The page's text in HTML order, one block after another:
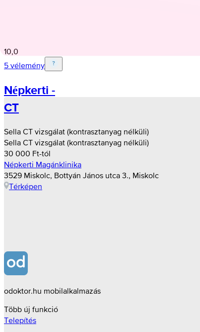
10,0
5 vélemény
Népkerti -
CT
Sella CT vizsgálat (kontrasztanyag nélküli)
Sella CT vizsgálat (kontrasztanyag nélküli)
30 000 Ft-tól
Népkerti Magánklinika
3529 Miskolc, Bottyán János utca 3., Miskolc
Térképen
odoktor.hu mobilalkalmazás
Több új funkció
Telepítés